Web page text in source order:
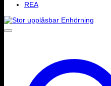
REA